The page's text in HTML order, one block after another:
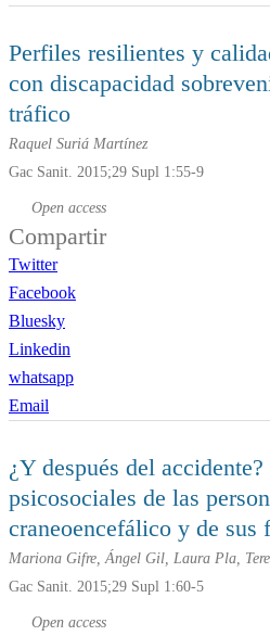
Perfiles resilientes y
con discapacidad
tráfico
Raquel Suriá Martínez
Gac Sanit. 2015;29 Supl 1:55-9
Open access
Compartir
Twitter
Facebook
Bluesky
Linkedin
whatsapp
Email
¿Y después del
psicosociales de las
craneoencefálico y de sus
Mariona Gifre, Ángel Gil, Laura Pla,
Gac Sanit. 2015;29 Supl 1:60-5
Open access